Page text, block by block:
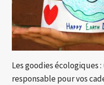
Les goodies écologiques
responsable pour vos